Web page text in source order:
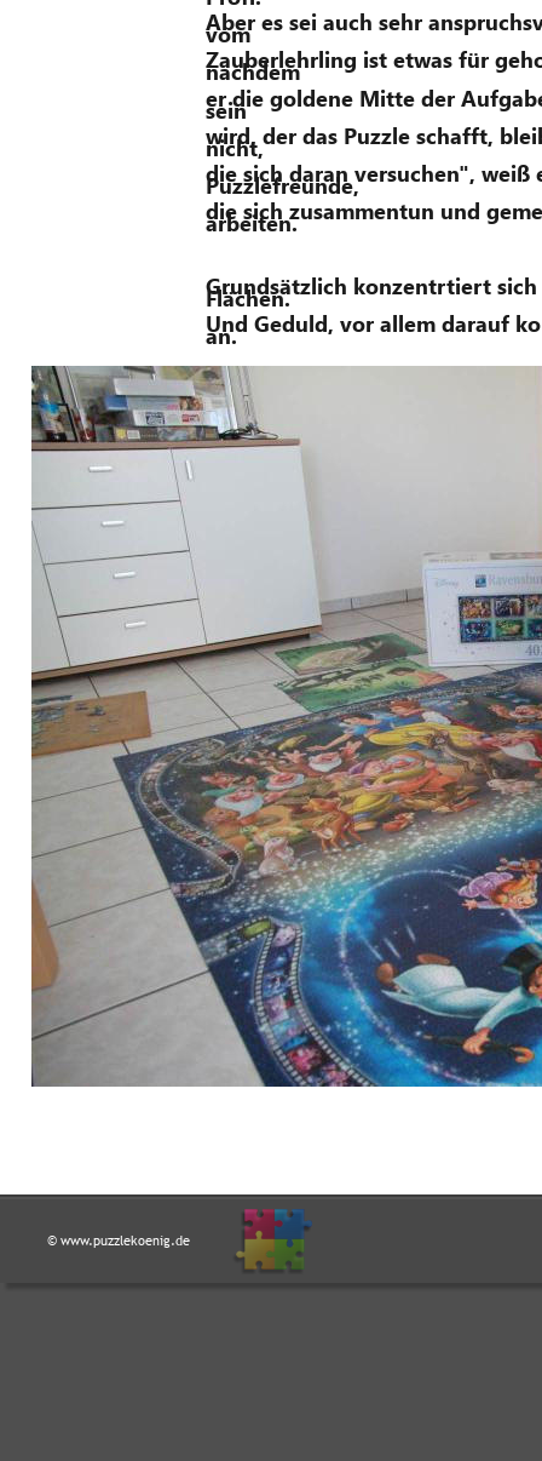
© www.puzzlekoenig.de
Aber es sei auch sehr
vom
Zauberlehrling ist etwas für
nachdem
er die goldene Mitte der
sein
wird, der das Puzzle schafft,
nicht,
die sich daran versuchen",
Puzzlefreunde,
die sich zusammentun und
arbeiten.
Grundsätzlich konzentrtiert
Flächen.
Und Geduld, vor allem darauf
an.